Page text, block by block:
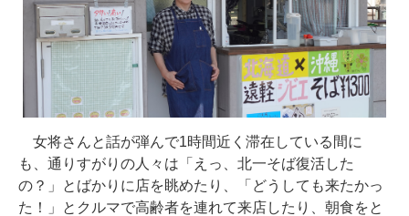
女将さんと話が弾んで1時間近く滞在している間に
も、通りすがりの人々は「えっ、北一そば復活した
の？」とばかりに店を眺めたり、「どうしても来たかっ
た！」とクルマで高齢者を連れて来店したり、朝食をと